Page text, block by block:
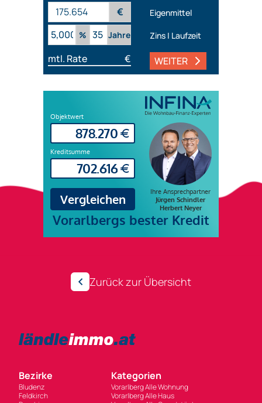
€
Eigenmittel
%
Jahre Zins | Laufzeit
mtl. Rate € WEITER
Zurück zur Übersicht
Bezirke
Bludenz
Feldkirch
Kategorien
Vorarlberg Alle Wohnung
Vorarlberg Alle Haus